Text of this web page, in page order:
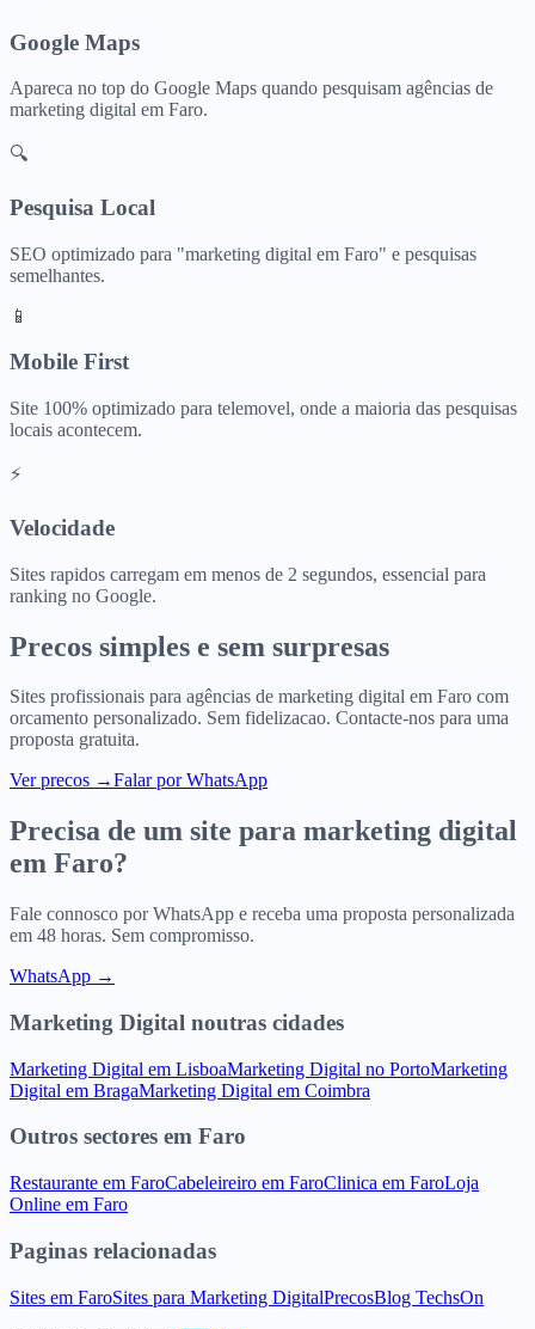
Google Maps
Apareca no top do Google Maps quando pesquisam agências de
marketing digital em Faro.
🔍
Pesquisa Local
SEO optimizado para "marketing digital em Faro" e pesquisas
semelhantes.
📱
Mobile First
Site 100% optimizado para telemovel, onde a maioria das pesquisas
locais acontecem.
⚡
Velocidade
Sites rapidos carregam em menos de 2 segundos, essencial para
ranking no Google.
Precos simples e sem surpresas
Sites profissionais para agências de marketing digital em Faro com
orcamento personalizado. Sem fidelizacao. Contacte-nos para uma
proposta gratuita.
Ver precos →Falar por WhatsApp
Precisa de um site para marketing digital
em Faro?
Fale connosco por WhatsApp e receba uma proposta personalizada
em 48 horas. Sem compromisso.
WhatsApp →
Marketing Digital noutras cidades
Marketing Digital em LisboaMarketing Digital no PortoMarketing
Digital em BragaMarketing Digital em Coimbra
Outros sectores em Faro
Restaurante em FaroCabeleireiro em FaroClinica em FaroLoja
Online em Faro
Paginas relacionadas
Sites em FaroSites para Marketing DigitalPrecosBlog TechsOn